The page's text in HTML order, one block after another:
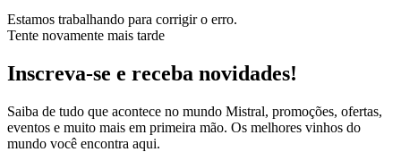
Estamos trabalhando para corrigir o erro.
Tente novamente mais tarde
Inscreva-se e receba novidades!
Saiba de tudo que acontece no mundo Mistral, promoções, ofertas,
eventos e muito mais em primeira mão. Os melhores vinhos do
mundo você encontra aqui.